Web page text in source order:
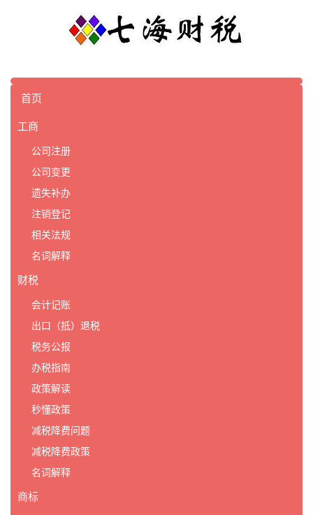
首页
工商
公司注册
公司变更
遗失补办
注销登记
相关法规
名词解释
财税
会计记账
出口（抵）退税
税务公报
办税指南
政策解读
秒懂政策
减税降费问题
减税降费政策
名词解释
商标